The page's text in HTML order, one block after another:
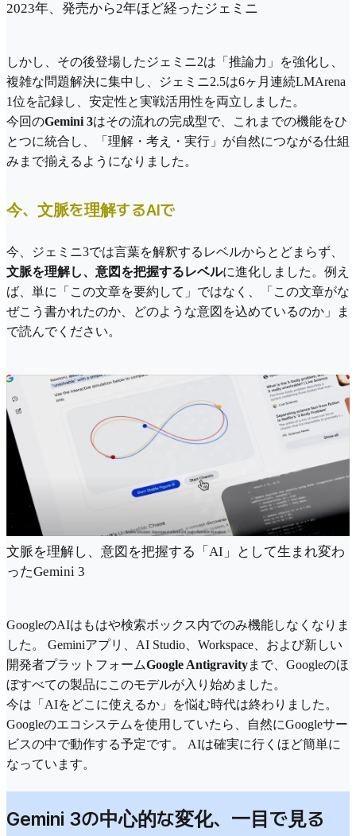
2023年、発売から2年ほど経ったジェミニ
しかし、その後登場したジェミニ2は「推論力」を強化し、
複雑な問題解決に集中し、ジェミニ2.5は6ヶ月連続LMArena
1位を記録し、安定性と実戦活用性を両立しました。
今回のGemini 3はその流れの完成型で、これまでの機能をひ
とつに統合し、「理解・考え・実行」が自然につながる仕組
みまで揃えるようになりました。
今、文脈を理解するAIで
今、ジェミニ3では言葉を解釈するレベルからとどまらず、
文脈を理解し、意図を把握するレベルに進化しました。例え
ば、単に「この文章を要約して」ではなく、「この文章がな
ぜこう書かれたのか、どのような意図を込めているのか」ま
で読んでください。
文脈を理解し、意図を把握する「AI」として生まれ変わ
ったGemini 3
GoogleのAIはもはや検索ボックス内でのみ機能しなくなりま
した。 Geminiアプリ、AI Studio、Workspace、および新しい
開発者プラットフォームGoogle Antigravityまで、Googleのほ
ぼすべての製品にこのモデルが入り始めました。
今は「AIをどこに使えるか」を悩む時代は終わりました。
Googleのエコシステムを使用していたら、自然にGoogleサー
ビスの中で動作する予定です。 AIは確実に行くほど簡単に
なっています。
Gemini 3の中心的な変化、一目で見る